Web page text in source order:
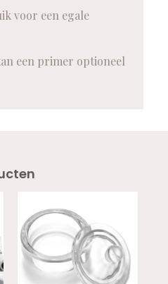
voor een egale
een primer optioneel